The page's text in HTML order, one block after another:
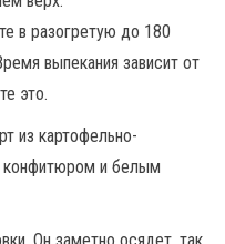
в разогретую до 180
выпекания зависит от
это.